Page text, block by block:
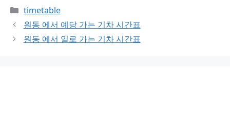
Categories
timetable
원동 에서 예당 가는 기차 시간표
원동 에서 일로 가는 기차 시간표